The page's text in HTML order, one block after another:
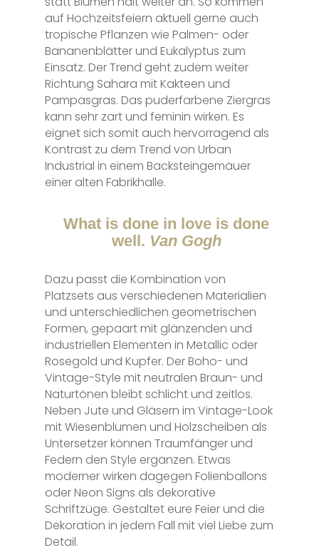
auf Hochzeitsfeiern aktuell gerne auch
tropische Pflanzen wie Palmen- oder
Bananenblätter und Eukalyptus zum
Einsatz. Der Trend geht zudem weiter
Richtung Sahara mit Kakteen und
Pampasgras. Das puderfarbene Ziergras
kann sehr zart und feminin wirken. Es
eignet sich somit auch hervorragend als
Kontrast zu dem Trend von Urban
Industrial in einem Backsteingemäuer
einer alten Fabrikhalle.
What is done in love is done
well. Van Gogh
Dazu passt die Kombination von
Platzsets aus verschiedenen Materialien
und unterschiedlichen geometrischen
Formen, gepaart mit glänzenden und
industriellen Elementen in Metallic oder
Rosegold und Kupfer. Der Boho- und
Vintage-Style mit neutralen Braun- und
Naturtönen bleibt schlicht und zeitlos.
Neben Jute und Gläsern im Vintage-Look
mit Wiesenblumen und Holzscheiben als
Untersetzer können Traumfänger und
Federn den Style ergänzen. Etwas
moderner wirken dagegen Folienballons
oder Neon Signs als dekorative
Schriftzüge. Gestaltet eure Feier und die
Dekoration in jedem Fall mit viel Liebe zum
Detail.